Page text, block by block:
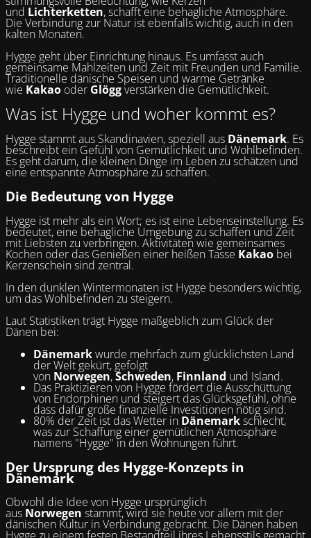
und Lichterketten, schafft eine behagliche Atmosphäre.
Die Verbindung zur Natur ist ebenfalls wichtig, auch in den
kalten Monaten.
Hygge geht über Einrichtung hinaus. Es umfasst auch
gemeinsame Mahlzeiten und Zeit mit Freunden und Familie.
Traditionelle dänische Speisen und warme Getränke
wie Kakao oder Glöggverstärken die Gemütlichkeit.
Was ist Hygge und woher kommt es?
Hygge stammt aus Skandinavien, speziell aus Dänemark. Es
beschreibt ein Gefühl von Gemütlichkeit und Wohlbefinden.
Es geht darum, die kleinen Dinge im Leben zu schätzen und
eine entspannte Atmosphäre zu schaffen.
Die Bedeutung von Hygge
Hygge ist mehr als ein Wort; es ist eine Lebenseinstellung. Es
bedeutet, eine behagliche Umgebung zu schaffen und Zeit
mit Liebsten zu verbringen. Aktivitäten wie gemeinsames
Kochen oder das Genießen einer heißen Tasse Kakao bei
Kerzenschein sind zentral.
In den dunklen Wintermonaten ist Hygge besonders wichtig,
um das Wohlbefinden zu steigern.
Laut Statistiken trägt Hygge maßgeblich zum Glück der
Dänen bei:
Dänemarkwurde mehrfach zum glücklichsten Land
der Welt gekürt, gefolgt
von Norwegen,Schweden, Finnland und Island.
Das Praktizieren von Hygge fördert die Ausschüttung
von Endorphinen und steigert das Glücksgefühl, ohne
dass dafür große finanzielle Investitionen nötig sind.
80% der Zeit ist das Wetter in Dänemarkschlecht,
was zur Schaffung einer gemütlichen Atmosphäre
namens "Hygge" in den Wohnungen führt.
Der Ursprung des Hygge-Konzepts in
Dänemark
Obwohl die Idee von Hygge ursprünglich
aus Norwegen stammt, wird sie heute vor allem mit der
dänischen Kultur in Verbindung gebracht. Die Dänen haben